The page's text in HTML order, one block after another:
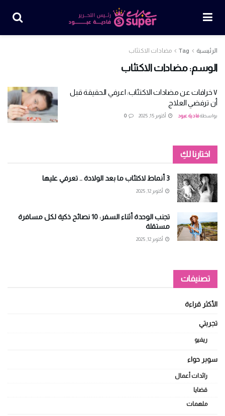
الرئيسية Tag مضادات الاكتئاب
الوسم:مضادات الاكتئاب
٧ خرافات عن مضادات الاكتئاب: اعرفي الحقيقة قبل
أن ترفضي العلاج
بواسطةفادية عبود أكتوبر 15, 2025 0
اختارنا لكِ
3 أنماط لاكتئاب ما بعد الولادة .. تعرفي عليها
أكتوبر 12, 2025
تجنب الوحدة أثناء السفر: 10 نصائح ذكية لكل مسافرة
مستقلة
أكتوبر 12, 2025
تصنيفات
الأكثر قراءة
تجربتي
ريفيو
سوبر حواء
رائدات أعمال
قضايا
ملهمات